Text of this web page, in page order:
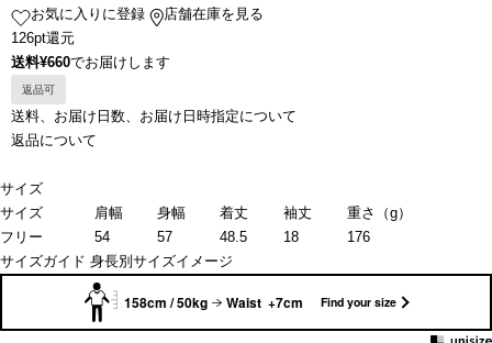
お気に入りに登録
店舗在庫を見る
126pt還元
送料¥660でお届けします
返品可
送料、お届け日数、お届け日時指定について
返品について
サイズ
サイズ
肩幅 身幅 着丈 袖丈
重さ（g）
フリー
54 57 48.5 18
176
サイズガイド 身長別サイズイメージ
158cm / 50kg Waist +7cm Find your size